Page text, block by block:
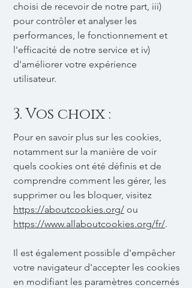
choisi de recevoir de notre part, iii)
pour contrôler et analyser les
performances, le fonctionnement et
l'efficacité de notre service et iv)
d'améliorer votre expérience
utilisateur.
3. Vos choix :
Pour en savoir plus sur les cookies,
notamment sur la manière de voir
quels cookies ont été définis et de
comprendre comment les gérer, les
supprimer ou les bloquer, visitez
https://aboutcookies.org/ ou
https://www.allaboutcookies.org/fr/.
Il est également possible d'empêcher
votre navigateur d'accepter les cookies
en modifiant les paramètres concernés